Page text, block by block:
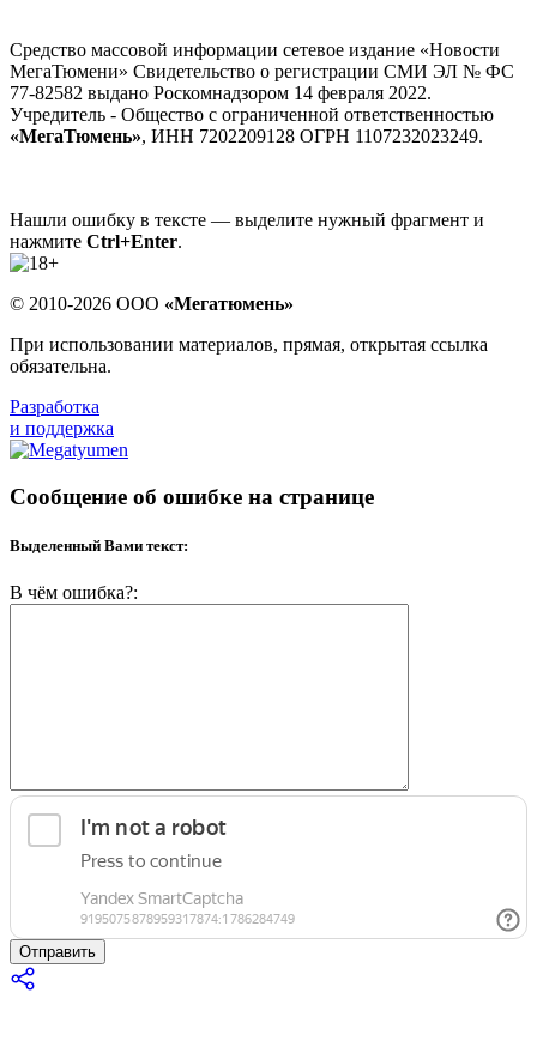
Средство массовой информации сетевое издание «Новости
МегаТюмени» Свидетельство о регистрации СМИ ЭЛ № ФС
77-82582 выдано Роскомнадзором 14 февраля 2022.
Учредитель - Общество с ограниченной ответственностью
«МегаТюмень», ИНН 7202209128 ОГРН 1107232023249.
Нашли ошибку в тексте — выделите нужный фрагмент и
нажмите Ctrl+Enter.
© 2010-2026 ООО «Мегатюмень»
При использовании материалов, прямая, открытая ссылка
обязательна.
Разработка
и поддержка
Сообщение об ошибке на странице
Выделенный Вами текст:
В чём ошибка?:
Отправить